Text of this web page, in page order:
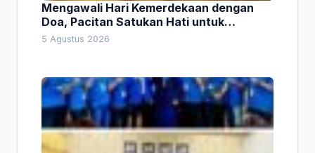
Mengawali Hari Kemerdekaan dengan
Doa, Pacitan Satukan Hati untuk
Indonesia
5 Agustus 2026